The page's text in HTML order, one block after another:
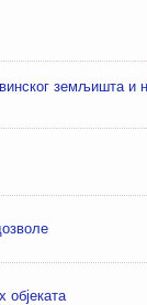
земљишта и